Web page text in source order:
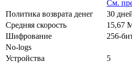
См.
Политика возврата денег
30
Средняя скорость
15,67
Шифрование
256-
No-logs
Устройства
5